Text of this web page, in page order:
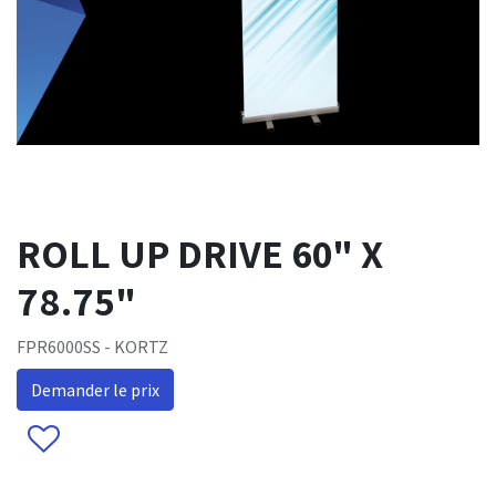
ROLL UP DRIVE 60" X
78.75"
FPR6000SS - KORTZ
Demander le prix